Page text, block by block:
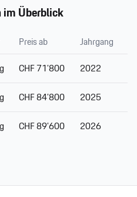
im Überblick
Preis ab
Jahrgang
CHF 71’800
2022
CHF 84’800
2025
CHF 89’600
2026